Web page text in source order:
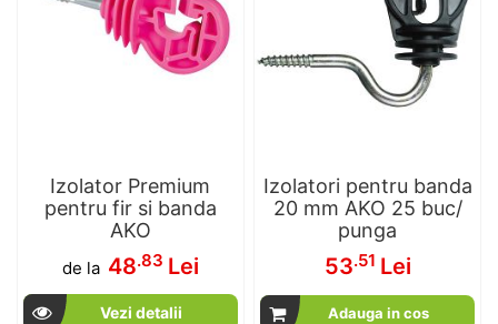
Izolator Premium
pentru fir si banda
AKO
de la 48.83 Lei
Vezi detalii
Izolatori pentru banda
20 mm AKO 25 buc/
punga
53.51 Lei
Adauga in cos